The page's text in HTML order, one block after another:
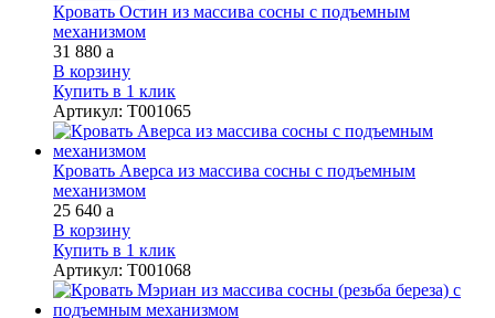
Кровать Остин из массива сосны с подъемным
механизмом
31 880 a
В корзину
Купить в 1 клик
Артикул: Т001065
Кровать Аверса из массива сосны с подъемным
механизмом
25 640 a
В корзину
Купить в 1 клик
Артикул: Т001068